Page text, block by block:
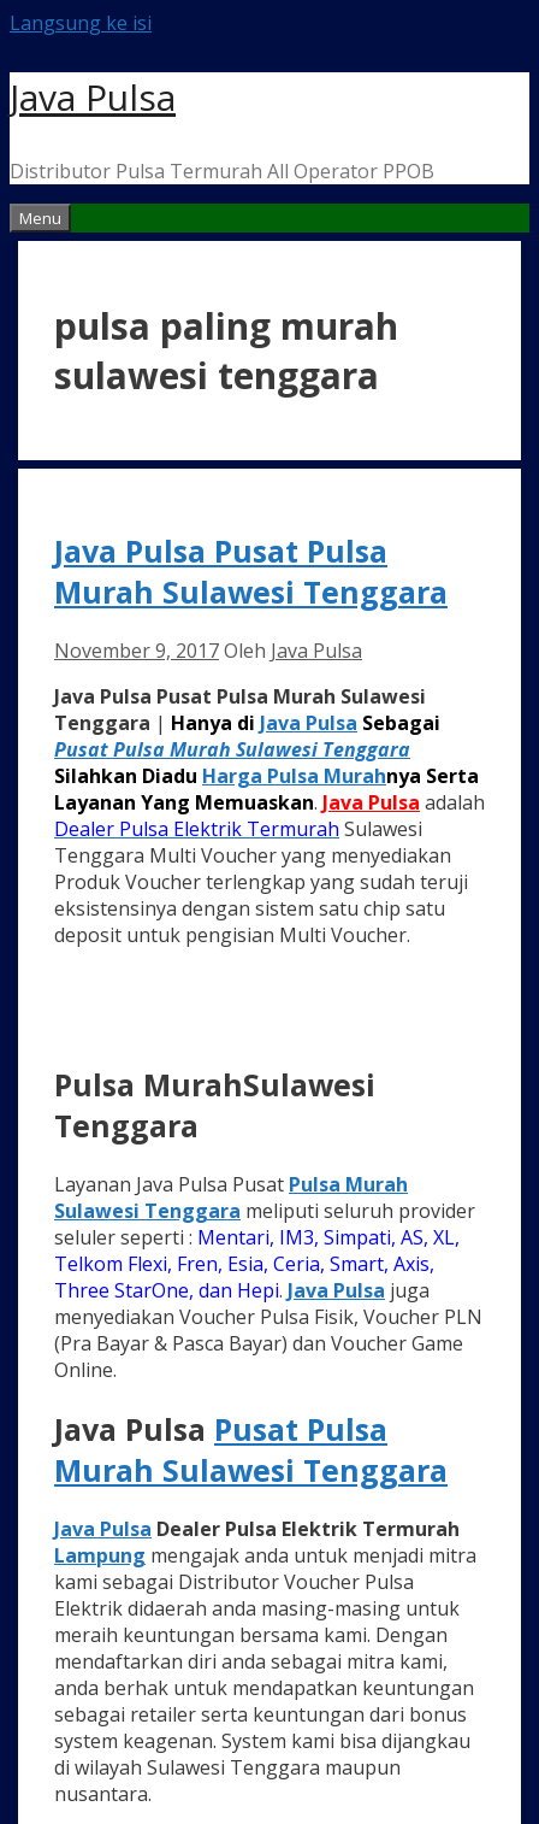
Langsung ke isi
Java Pulsa
Distributor Pulsa Termurah All Operator PPOB
Menu
pulsa paling murah
sulawesi tenggara
Java Pulsa Pusat Pulsa
Murah Sulawesi Tenggara
November 9, 2017Oleh Java Pulsa
Java Pulsa Pusat Pulsa Murah Sulawesi
Tenggara | Hanya di Java Pulsa Sebagai
Pusat Pulsa Murah Sulawesi Tenggara
Silahkan Diadu Harga Pulsa Murahnya Serta
Layanan Yang Memuaskan. Java Pulsa adalah
Dealer Pulsa Elektrik Termurah Sulawesi
Tenggara Multi Voucher yang menyediakan
Produk Voucher terlengkap yang sudah teruji
eksistensinya dengan sistem satu chip satu
deposit untuk pengisian Multi Voucher.
Pulsa MurahSulawesi
Tenggara
Layanan Java Pulsa Pusat Pulsa Murah
Sulawesi Tenggara meliputi seluruh provider
seluler seperti : Mentari, IM3, Simpati, AS, XL,
Telkom Flexi, Fren, Esia, Ceria, Smart, Axis,
Three StarOne, dan Hepi. Java Pulsa juga
menyediakan Voucher Pulsa Fisik, Voucher PLN
(Pra Bayar & Pasca Bayar) dan Voucher Game
Online.
Java Pulsa Pusat Pulsa
Murah Sulawesi Tenggara
Java Pulsa Dealer Pulsa Elektrik Termurah
Lampung mengajak anda untuk menjadi mitra
kami sebagai Distributor Voucher Pulsa
Elektrik didaerah anda masing-masing untuk
meraih keuntungan bersama kami. Dengan
mendaftarkan diri anda sebagai mitra kami,
anda berhak untuk mendapatkan keuntungan
sebagai retailer serta keuntungan dari bonus
system keagenan. System kami bisa dijangkau
di wilayah Sulawesi Tenggara maupun
nusantara.